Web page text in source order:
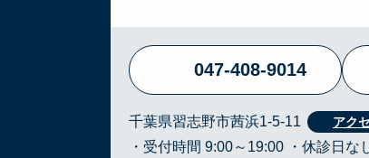
047-408-9014
千葉県習志野市茜浜1-5-11
・受付時間 9:00～19:00 ・休診日な